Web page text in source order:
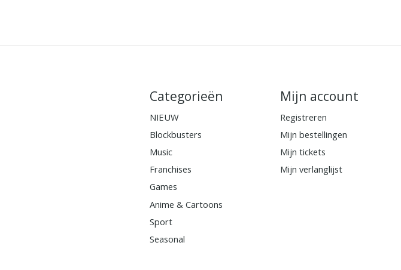
Categorieën
NIEUW
Blockbusters
Music
Franchises
Games
Anime & Cartoons
Sport
Seasonal
Mijn account
Registreren
Mijn bestellingen
Mijn tickets
Mijn verlanglijst